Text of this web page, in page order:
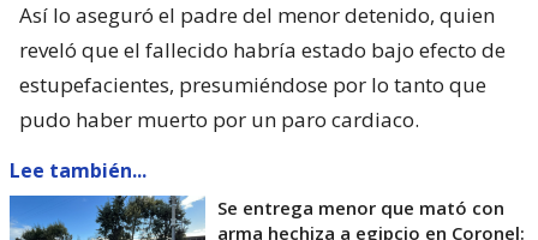
Así lo aseguró el padre del menor detenido, quien
reveló que el fallecido habría estado bajo efecto de
estupefacientes, presumiéndose por lo tanto que
pudo haber muerto por un paro cardiaco.
Lee también...
Se entrega menor que mató con
arma hechiza a egipcio en Coronel: